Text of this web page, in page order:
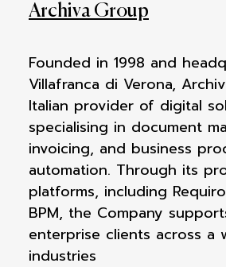
Archiva Group
Founded in 1998 and
Villafranca di Verona,
Italian provider of digital
specialising in document
invoicing, and business
automation. Through its
platforms, including
BPM, the Company
enterprise clients across a
industries